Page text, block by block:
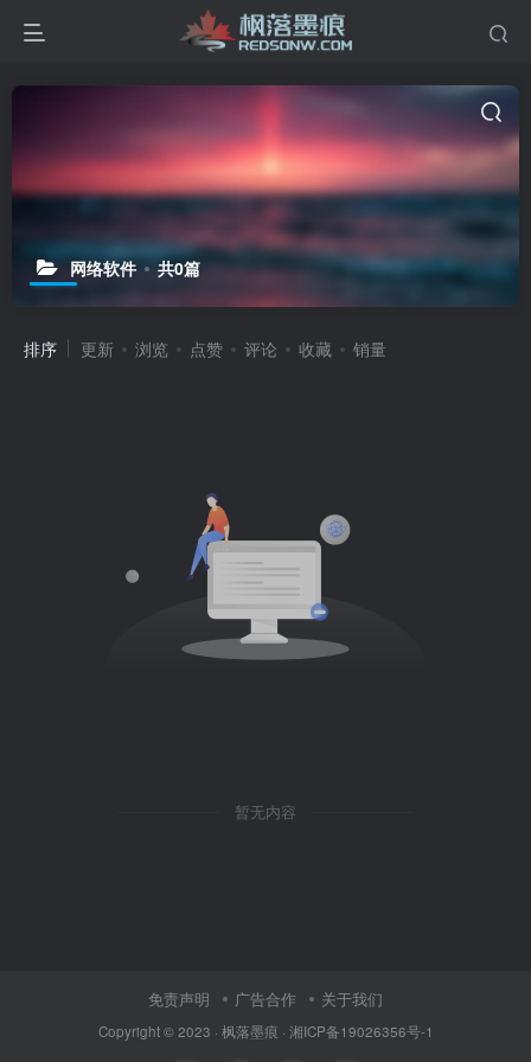
网络软件 共0篇
排序 更新 浏览 点赞 评论 收藏 销量
暂无内容
免责声明 广告合作 关于我们
Copyright © 2023 · 枫落墨痕 · 湘ICP备19026356号-1